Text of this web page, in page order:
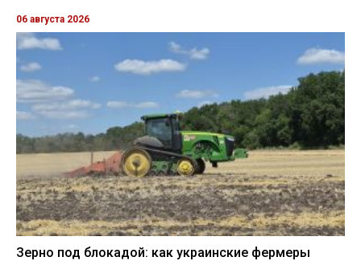
06 августа 2026
Зерно под блокадой: как украинские фермеры